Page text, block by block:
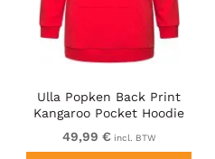
Ulla Popken Back Print
Kangaroo Pocket Hoodie
Hibiscus Red
49,99 € incl. BTW